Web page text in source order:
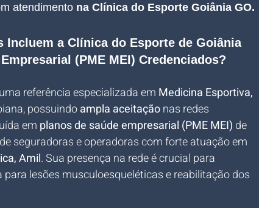
atendimento na Clínica do Esporte Goiânia GO.
Incluem a Clínica do Esporte de Goiânia
(PME MEI) Credenciados?
referência especializada em Medicina Esportiva,
possuindo ampla aceitação nas redes
em planos de saúde empresarial (PME MEI) de
de seguradoras e operadoras com forte atuação em
Amil. Sua presença na rede é crucial para
lesões musculoesqueléticas e reabilitação dos